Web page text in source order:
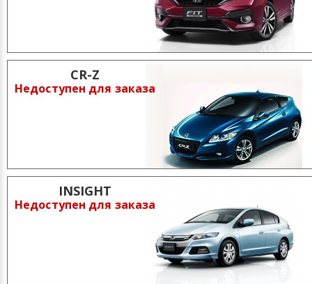
CR-Z
Недоступен для заказа
INSIGHT
Недоступен для заказа